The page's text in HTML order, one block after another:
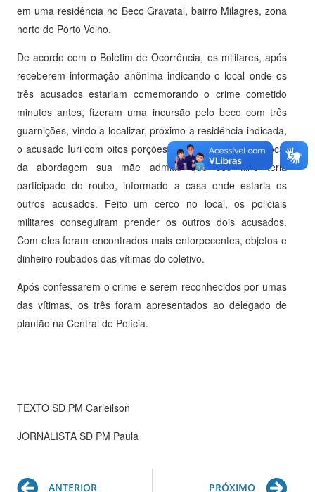
em uma residência no Beco Gravatal, bairro Milagres, zona
norte de Porto Velho.
De acordo com o Boletim de Ocorrência, os militares, após
receberem informação anônima indicando o local onde os
três acusados estariam comemorando o crime cometido
minutos antes, fizeram uma incursão pelo beco com três
guarnições, vindo a localizar, próximo a residência indicada,
o acusado Iuri com oitos porções de entorpecente. No local
da abordagem sua mãe admitiu que seu filho teria
participado do roubo, informado a casa onde estaria os
outros acusados. Feito um cerco no local, os policiais
militares conseguiram prender os outros dois acusados.
Com eles foram encontrados mais entorpecentes, objetos e
dinheiro roubados das vítimas do coletivo.
Após confessarem o crime e serem reconhecidos por umas
das vítimas, os três foram apresentados ao delegado de
plantão na Central de Polícia.
TEXTO SD PM Carleilson
JORNALISTA SD PM Paula
ANTERIOR PRÓXIMO